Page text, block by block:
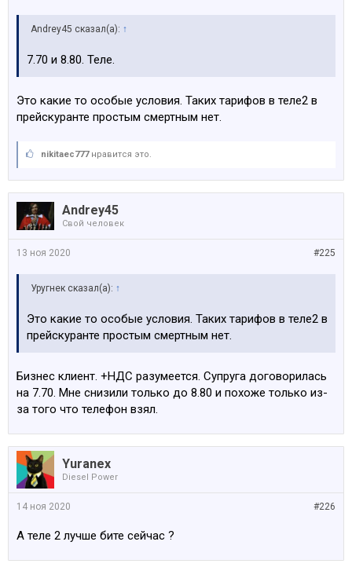
Andrey45 сказал(а): ↑
7.70 и 8.80. Теле.
Это какие то особые условия. Таких тарифов в теле2 в
прейскуранте простым смертным нет.
nikitaec777нравится это.
Andrey45
Свой человек
#225
13 ноя 2020
Уругнек сказал(а): ↑
Это какие то особые условия. Таких тарифов в теле2 в
прейскуранте простым смертным нет.
Бизнес клиент. +НДС разумеется. Супруга договорилась
на 7.70. Мне снизили только до 8.80 и похоже только из-
за того что телефон взял.
Yuranex
Diesel Power
#226
14 ноя 2020
А теле 2 лучше бите сейчас ?